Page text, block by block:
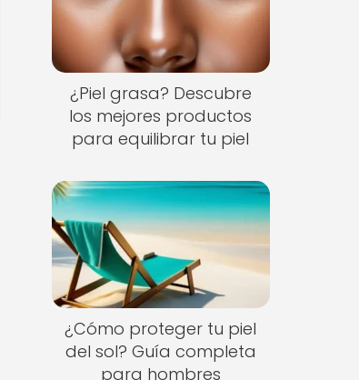
¿Piel grasa? Descubre
los mejores productos
para equilibrar tu piel
¿Cómo proteger tu piel
del sol? Guía completa
para hombres